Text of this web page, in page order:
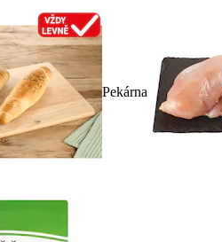
Pekárna